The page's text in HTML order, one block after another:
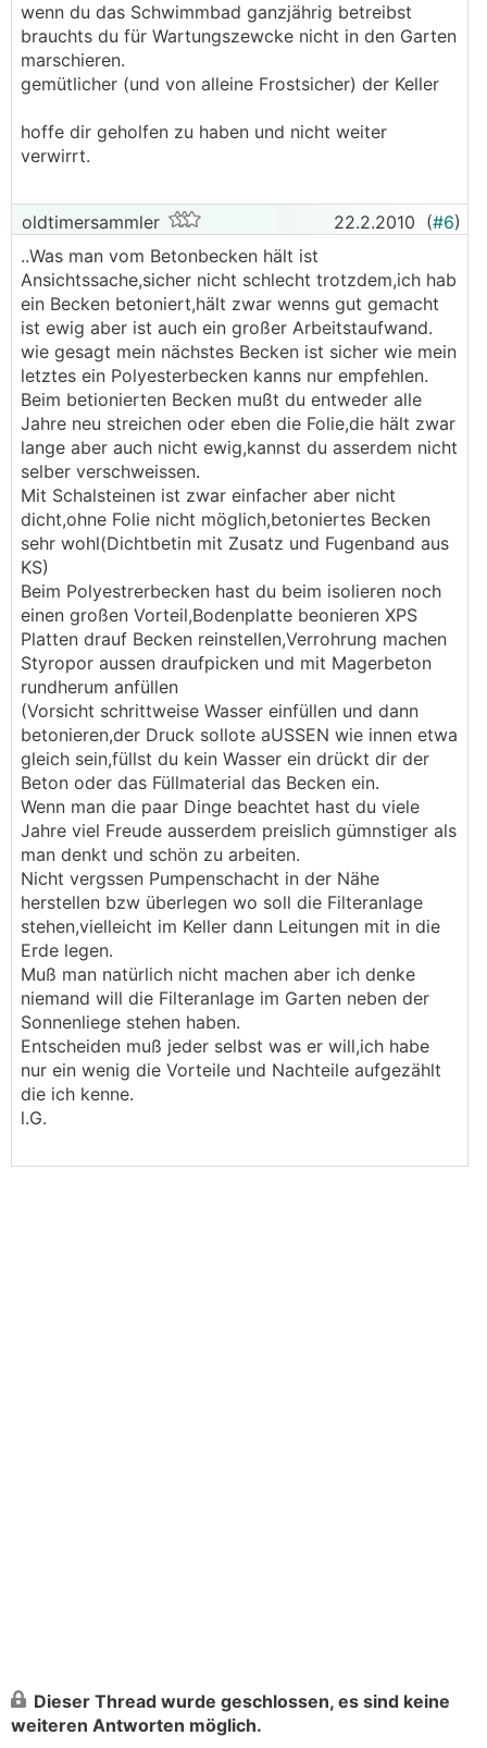
wenn du das Schwimmbad ganzjährig betreibst
brauchts du für Wartungszewcke nicht in den Garten
marschieren.
gemütlicher (und von alleine Frostsicher) der Keller
hoffe dir geholfen zu haben und nicht weiter
verwirrt.
oldtimersammler 22.2.2010 (#6)
..Was man vom Betonbecken hält ist
Ansichtssache,sicher nicht schlecht trotzdem,ich hab
ein Becken betoniert,hält zwar wenns gut gemacht
ist ewig aber ist auch ein großer Arbeitstaufwand.
wie gesagt mein nächstes Becken ist sicher wie mein
letztes ein Polyesterbecken kanns nur empfehlen.
Beim betionierten Becken mußt du entweder alle
Jahre neu streichen oder eben die Folie,die hält zwar
lange aber auch nicht ewig,kannst du asserdem nicht
selber verschweissen.
Mit Schalsteinen ist zwar einfacher aber nicht
dicht,ohne Folie nicht möglich,betoniertes Becken
sehr wohl(Dichtbetin mit Zusatz und Fugenband aus
KS)
Beim Polyestrerbecken hast du beim isolieren noch
einen großen Vorteil,Bodenplatte beonieren XPS
Platten drauf Becken reinstellen,Verrohrung machen
Styropor aussen draufpicken und mit Magerbeton
rundherum anfüllen
(Vorsicht schrittweise Wasser einfüllen und dann
betonieren,der Druck sollote aUSSEN wie innen etwa
gleich sein,füllst du kein Wasser ein drückt dir der
Beton oder das Füllmaterial das Becken ein.
Wenn man die paar Dinge beachtet hast du viele
Jahre viel Freude ausserdem preislich gümnstiger als
man denkt und schön zu arbeiten.
Nicht vergssen Pumpenschacht in der Nähe
herstellen bzw überlegen wo soll die Filteranlage
stehen,vielleicht im Keller dann Leitungen mit in die
Erde legen.
Muß man natürlich nicht machen aber ich denke
niemand will die Filteranlage im Garten neben der
Sonnenliege stehen haben.
Entscheiden muß jeder selbst was er will,ich habe
nur ein wenig die Vorteile und Nachteile aufgezählt
die ich kenne.
l.G.
Dieser Thread wurde geschlossen, es sind keine
weiteren Antworten möglich.